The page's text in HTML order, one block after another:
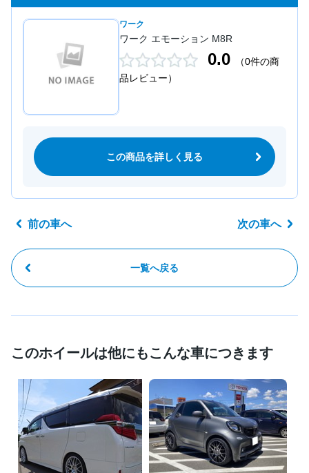
ワーク
ワーク エモーション M8R
0.0
（0件の商
品レビュー）
この商品を詳しく見る
前の車へ
一覧へ戻る
次の車へ
このホイールは他にもこんな車につきます